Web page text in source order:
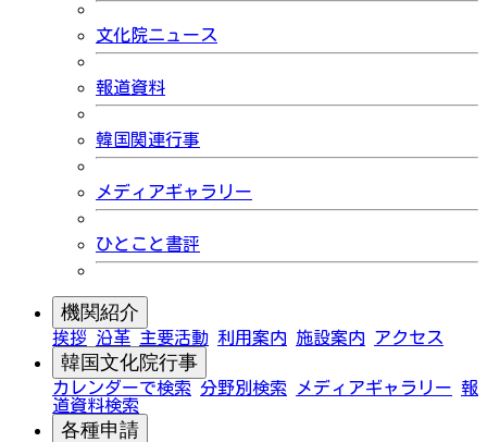
文化院ニュース
報道資料
韓国関連行事
メディアギャラリー
ひとこと書評
機関紹介
挨拶 沿革 主要活動 利用案内 施設案内 アクセス
韓国文化院行事
カレンダーで検索 分野別検索 メディアギャラリー 報
道資料検索
各種申請